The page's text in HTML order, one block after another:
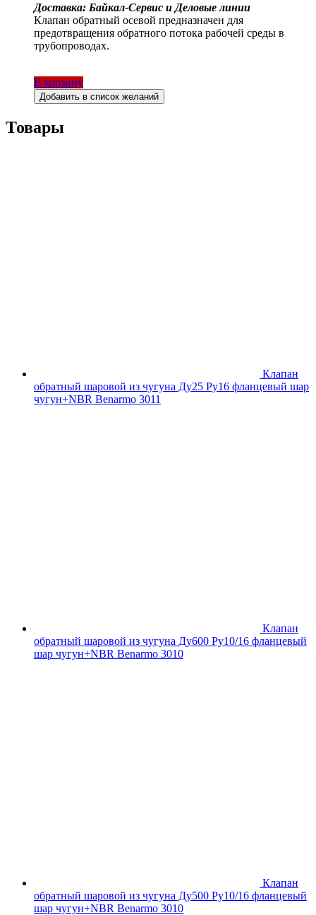
Доставка: Байкал-Сервис и Деловые линии
Клапан обратный осевой предназначен для
предотвращения обратного потока рабочей среды в
трубопроводах.
В корзину
Добавить в список желаний
Товары
Клапан
обратный шаровой из чугуна Ду25 Ру16 фланцевый шар
чугун+NBR Benarmo 3011
Клапан
обратный шаровой из чугуна Ду600 Ру10/16 фланцевый
шар чугун+NBR Benarmo 3010
Клапан
обратный шаровой из чугуна Ду500 Ру10/16 фланцевый
шар чугун+NBR Benarmo 3010